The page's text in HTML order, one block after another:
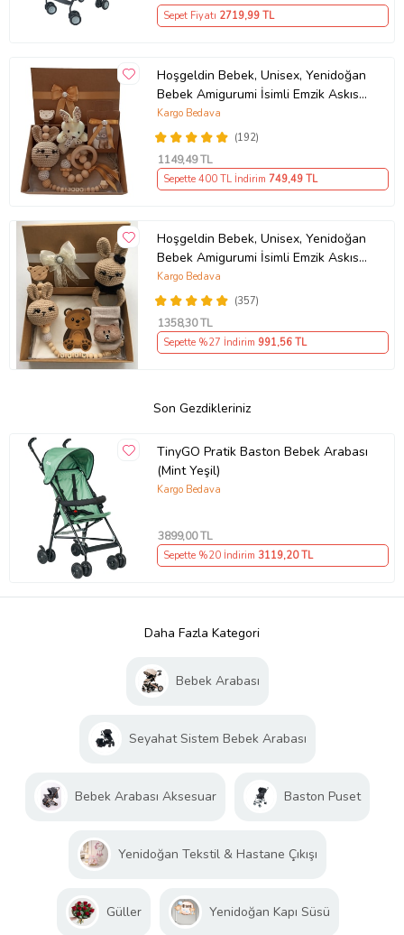
Sepet Fiyatı 2719,99 TL
Hoşgeldin Bebek, Unisex, Yenidoğan
Bebek Amigurumi İsimli Emzik Askısı
Hediye Seti
(192)
Kargo Bedava
1149,49 TL
Sepette 400 TL İndirim 749,49 TL
Hoşgeldin Bebek, Unisex, Yenidoğan
Bebek Amigurumi İsimli Emzik Askısı
Hediye Seti
(357)
Kargo Bedava
1358,30 TL
Sepette %27 İndirim 991,56 TL
Son Gezdikleriniz
TinyGO Pratik Baston Bebek Arabası
(Mint Yeşil)
Kargo Bedava
3899,00 TL
Sepette %20 İndirim 3119,20 TL
Daha Fazla Kategori
Bebek Arabası
Seyahat Sistem Bebek Arabası
Bebek Arabası Aksesuar Baston Puset
Yenidoğan Tekstil & Hastane Çıkışı
Güller Yenidoğan Kapı Süsü